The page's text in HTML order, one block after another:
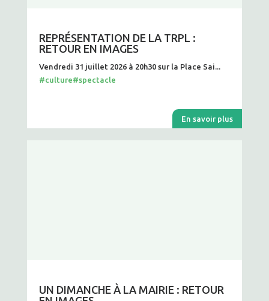
REPRÉSENTATION DE LA TRPL :
RETOUR EN IMAGES
Vendredi 31 juillet 2026 à 20h30 sur la Place Sai...
#culture#spectacle
En savoir plus
UN DIMANCHE À LA MAIRIE : RETOUR